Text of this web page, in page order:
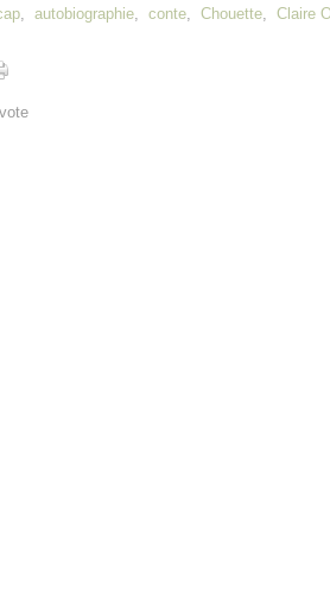
, autobiographie, conte, Chouette, Claire